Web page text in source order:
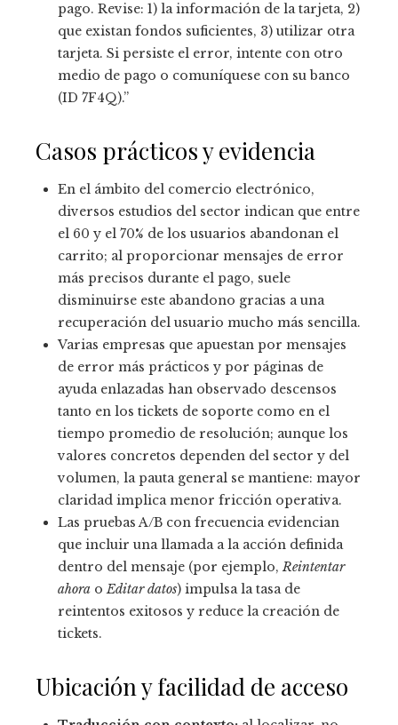
pago. Revise: 1) la información de la tarjeta, 2)
que existan fondos suficientes, 3) utilizar otra
tarjeta. Si persiste el error, intente con otro
medio de pago o comuníquese con su banco
(ID 7F4Q).”
Casos prácticos y evidencia
En el ámbito del comercio electrónico,
diversos estudios del sector indican que entre
el 60 y el 70% de los usuarios abandonan el
carrito; al proporcionar mensajes de error
más precisos durante el pago, suele
disminuirse este abandono gracias a una
recuperación del usuario mucho más sencilla.
Varias empresas que apuestan por mensajes
de error más prácticos y por páginas de
ayuda enlazadas han observado descensos
tanto en los tickets de soporte como en el
tiempo promedio de resolución; aunque los
valores concretos dependen del sector y del
volumen, la pauta general se mantiene: mayor
claridad implica menor fricción operativa.
Las pruebas A/B con frecuencia evidencian
que incluir una llamada a la acción definida
dentro del mensaje (por ejemplo,Reintentar
ahora oEditar datos) impulsa la tasa de
reintentos exitosos y reduce la creación de
tickets.
Ubicación y facilidad de acceso